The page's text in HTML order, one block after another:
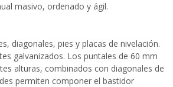
masivo, ordenado y ágil.
diagonales, pies y placas de nivelación.
galvanizados. Los puntales de 60 mm
alturas, combinados con diagonales de
permiten componer el bastidor